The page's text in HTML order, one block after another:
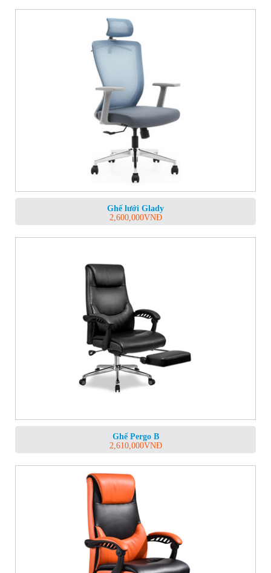
Ghế lưới Glady
2,600,000VNĐ
Ghế Pergo B
2,610,000VNĐ